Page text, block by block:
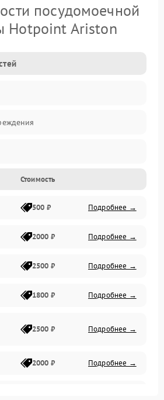
посудомоечной
Hotpoint Ariston
Стоимость
500 ₽ Подробнее →
2000 ₽ Подробнее →
2500 ₽ Подробнее →
1800 ₽ Подробнее →
2500 ₽ Подробнее →
2000 ₽ Подробнее →